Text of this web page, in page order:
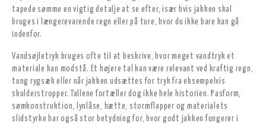
tapede sømme en vigtig detalje at se efter, især hvis jakken skal
bruges i længerevarende regn eller på ture, hvor du ikke bare kan gå
indenfor.
Vandsøjletryk bruges ofte til at beskrive, hvor meget vandtryk et
materiale kan modstå. Et højere tal kan være relevant ved kraftig regn,
tung rygsæk eller når jakken udsættes for tryk fra eksempelvis
skulderstropper. Tallene fortæller dog ikke hele historien. Pasform,
sømkonstruktion, lynlåse, hætte, stormflapper og materialets
slidstyrke har også stor betydning for, hvor godt jakken fungerer i